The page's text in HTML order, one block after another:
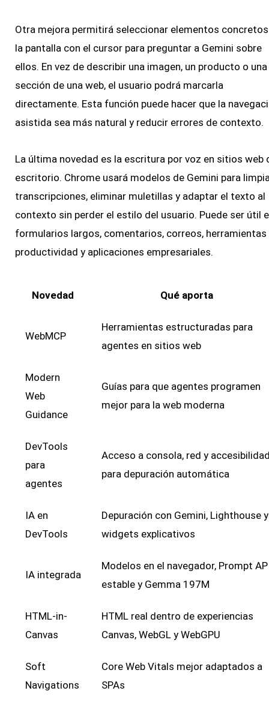
Otra mejora permitirá seleccionar elementos
la pantalla con el cursor para preguntar a Gemini sobre
ellos. En vez de describir una imagen, un producto o una
sección de una web, el usuario podrá marcarla
directamente. Esta función puede hacer que la
asistida sea más natural y reducir errores de contexto.
La última novedad es la escritura por voz en sitios web
escritorio. Chrome usará modelos de Gemini para
transcripciones, eliminar muletillas y adaptar el texto al
contexto sin perder el estilo del usuario. Puede ser útil
formularios largos, comentarios, correos, herramientas
productividad y aplicaciones empresariales.
Novedad Qué aporta
WebMCP
Herramientas estructuradas para
agentes en sitios web
Modern
Web
Guidance
Guías para que agentes programen
mejor para la web moderna
DevTools
para
agentes
Acceso a consola, red y
para depuración automática
IA en
DevTools
Depuración con Gemini, Lighthouse y
widgets explicativos
IA integrada
Modelos en el navegador, Prompt
estable y Gemma 197M
HTML-in-
Canvas
HTML real dentro de experiencias
Canvas, WebGL y WebGPU
Soft
Navigations
Core Web Vitals mejor adaptados a
SPAs